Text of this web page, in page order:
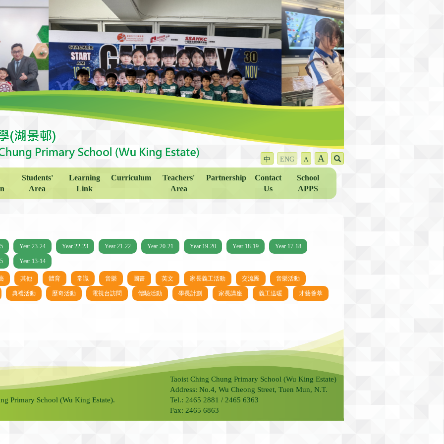
中 ENG A A
Students'
Area
Learning
Link
Curriculum
Teachers'
Area
Partnership
Contact
Us
School
APPS
Year 23-24 Year 22-23 Year 21-22 Year 20-21 Year 19-20 Year 18-19 Year 17-18
Year 13-14
其他 體育 常識 音樂 圖書 英文 家長義工活動 交流團 音樂活動
典禮活動 歷奇活動 電視台訪問 體驗活動 學長計劃 家長講座 義工送暖 才藝薈萃
Taoist Ching Chung Primary School (Wu King Estate)
Address: No.4, Wu Cheong Street, Tuen Mun, N.T.
Tel.: 2465 2881 / 2465 6363
Fax: 2465 6863
Primary School (Wu King Estate).